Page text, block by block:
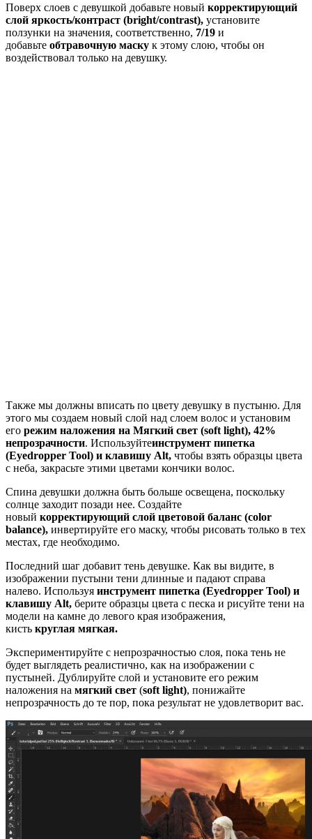
Поверх слоев с девушкой добавьте новый корректирующий
слой яркость/контраст (bright/contrast), установите
ползунки на значения, соответственно, 7/19 и
добавьте обтравочную маску к этому слою, чтобы он
воздействовал только на девушку.
Также мы должны вписать по цвету девушку в пустыню. Для
этого мы создаем новый слой над слоем волос и установим
его режим наложения на Мягкий свет (soft light), 42%
непрозрачности. Используйтеинструмент пипетка
(Eyedropper Tool) и клавишу Alt, чтобы взять образцы цвета
с неба, закрасьте этими цветами кончики волос.
Спина девушки должна быть больше освещена, поскольку
солнце заходит позади нее. Создайте
новый корректирующий слой цветовой баланс (color
balance), инвертируйте его маску, чтобы рисовать только в тех
местах, где необходимо.
Последний шаг добавит тень девушке. Как вы видите, в
изображении пустыни тени длинные и падают справа
налево. Используя инструмент пипетка (Eyedropper Tool) и
клавишу Alt, берите образцы цвета с песка и рисуйте тени на
модели на камне до левого края изображения,
кисть круглая мягкая.
Экспериментируйте с непрозрачностью слоя, пока тень не
будет выглядеть реалистично, как на изображении с
пустыней. Дублируйте слой и установите его режим
наложения на мягкий свет (soft light), понижайте
непрозрачность до те пор, пока результат не удовлетворит вас.